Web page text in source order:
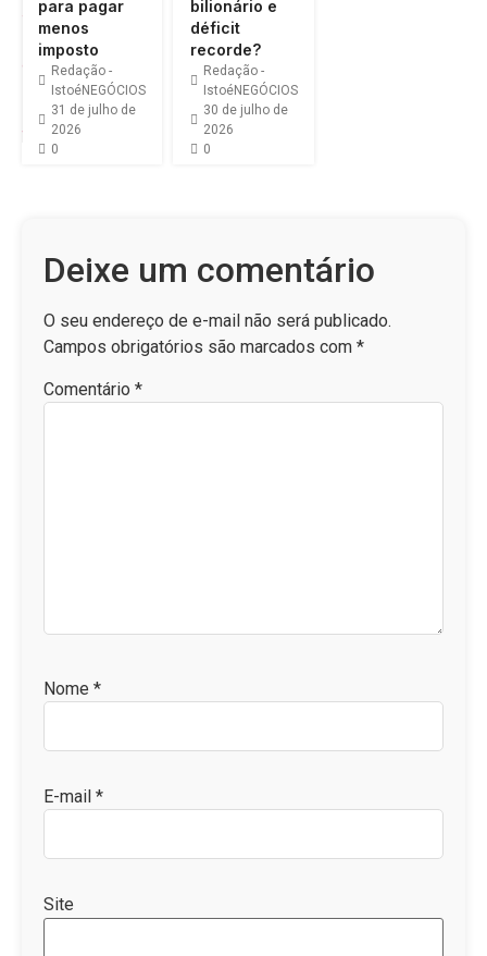
para pagar
menos
imposto
Redação -
IstoéNEGÓCIOS
31 de julho de
2026
0
bilionário e
déficit
recorde?
Redação -
IstoéNEGÓCIOS
30 de julho de
2026
0
Deixe um comentário
O seu endereço de e-mail não será publicado.
Campos obrigatórios são marcados com *
Comentário *
Nome *
E-mail *
Site